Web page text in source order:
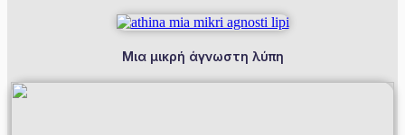
Μια μικρή άγνωστη λύπη